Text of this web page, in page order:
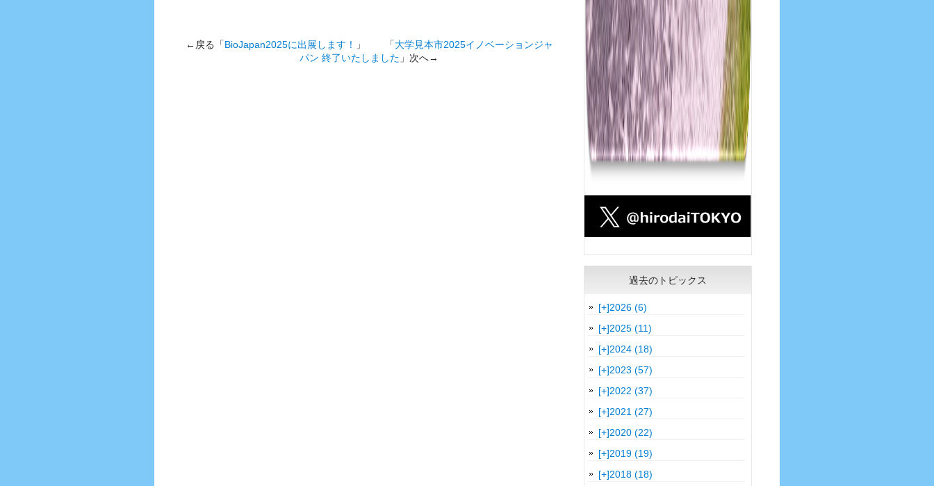
←戻る「BioJapan2025に出展します！ 」 「大学見本市2025イノベーションジャ
パン 終了いたしました 」次へ→
過去のトピックス
[+]2026 (6)
[+]2025 (11)
[+]2024 (18)
[+]2023 (57)
[+]2022 (37)
[+]2021 (27)
[+]2020 (22)
[+]2019 (19)
[+]2018 (18)